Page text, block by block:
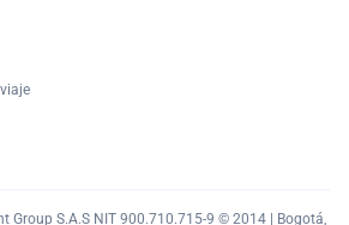
Group S.A.S NIT 900.710.715-9 © 2014 | Bogotá,